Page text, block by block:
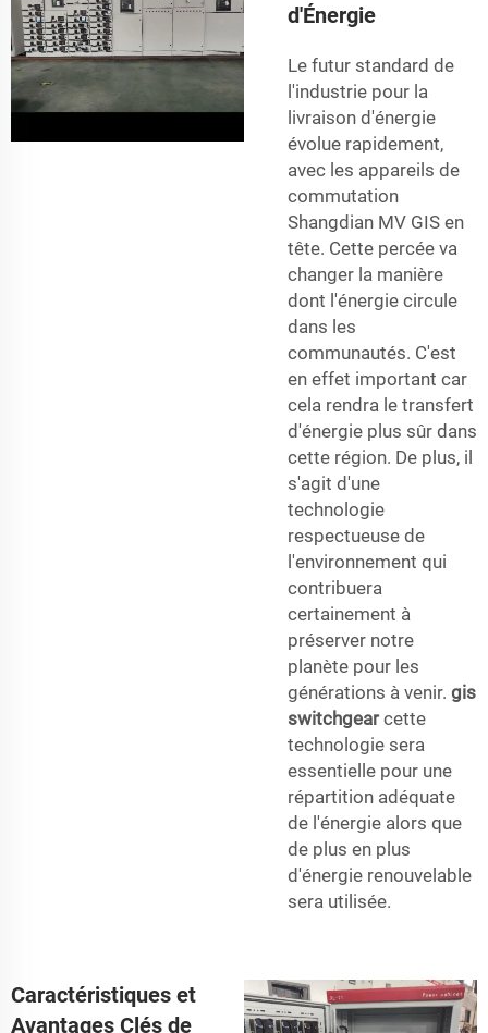
d'Énergie
Le futur standard de
l'industrie pour la
livraison d'énergie
évolue rapidement,
avec les appareils de
commutation
Shangdian MV GIS en
tête. Cette percée va
changer la manière
dont l'énergie circule
dans les
communautés. C'est
en effet important car
cela rendra le transfert
d'énergie plus sûr dans
cette région. De plus, il
s'agit d'une
technologie
respectueuse de
l'environnement qui
contribuera
certainement à
préserver notre
planète pour les
générations à venir. gis
switchgearcette
technologie sera
essentielle pour une
répartition adéquate
de l'énergie alors que
de plus en plus
d'énergie renouvelable
sera utilisée.
Caractéristiques et
Avantages Clés de